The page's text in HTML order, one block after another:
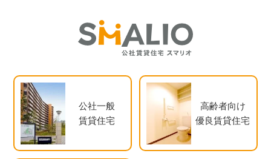
公社一般
賃貸住宅
高齢者向け
優良賃貸住宅